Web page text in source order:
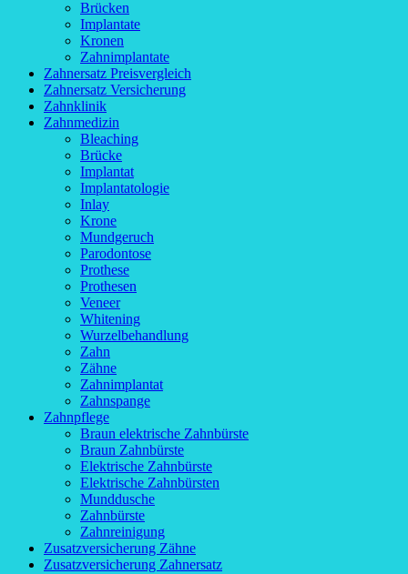
Brücken
Implantate
Kronen
Zahnimplantate
Zahnersatz Preisvergleich
Zahnersatz Versicherung
Zahnklinik
Zahnmedizin
Bleaching
Brücke
Implantat
Implantatologie
Inlay
Krone
Mundgeruch
Parodontose
Prothese
Prothesen
Veneer
Whitening
Wurzelbehandlung
Zahn
Zähne
Zahnimplantat
Zahnspange
Zahnpflege
Braun elektrische Zahnbürste
Braun Zahnbürste
Elektrische Zahnbürste
Elektrische Zahnbürsten
Munddusche
Zahnbürste
Zahnreinigung
Zusatzversicherung Zähne
Zusatzversicherung Zahnersatz